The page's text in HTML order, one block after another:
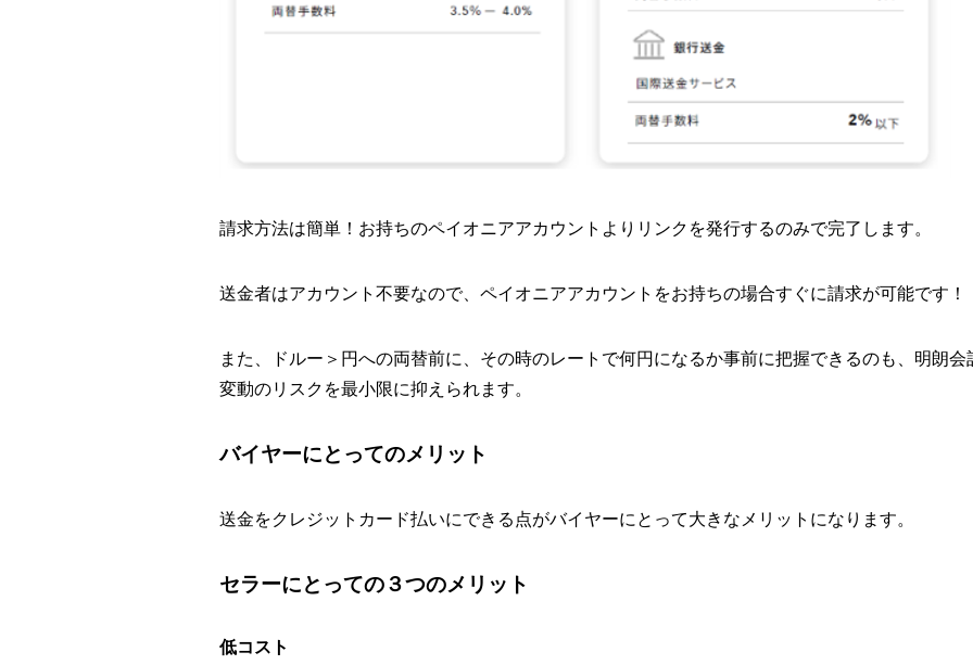
請求方法は簡単！お持ちのペイオニアアカウントよりリンクを発行するのみで完了します。
送金者はアカウント不要なので、ペイオニアアカウントをお持ちの場合すぐに請求が可能です！
また、ドルー＞円への両替前に、その時のレートで何円になるか事前に把握できるのも、明朗
変動のリスクを最小限に抑えられます。
バイヤーにとってのメリット
送金をクレジットカード払いにできる点がバイヤーにとって大きなメリットになります。
セラーにとっての３つのメリット
低コスト